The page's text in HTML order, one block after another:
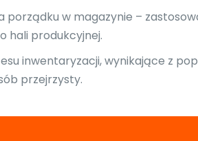
w magazynie –
hali produkcyjnej.
inwentaryzacji, wynikające z
przejrzysty.